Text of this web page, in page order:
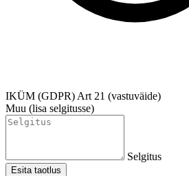
IKÜM (GDPR) Art 21 (vastuväide)
Muu (lisa selgitusse)
Selgitus
Esita taotlus